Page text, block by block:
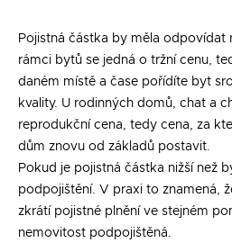
Pojistná částka by měla odpovídat
rámci bytů se jedná o tržní cenu,
daném místě a čase pořídíte byt
kvality. U rodinných domů, chat a
reprodukční cena, tedy cena, za
dům znovu od základů postavit.
Pokud je pojistná částka nižší než
podpojištění. V praxi to znamená,
zkrátí pojistné plnění ve stejném
nemovitost podpojištěná.